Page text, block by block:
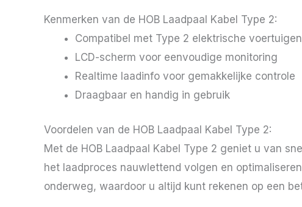
Kenmerken van de HOB Laadpaal Kabel Type 2:
Compatibel met Type 2 elektrische voertuigen
LCD-scherm voor eenvoudige monitoring
Realtime laadinfo voor gemakkelijke controle
Draagbaar en handig in gebruik
Voordelen van de HOB Laadpaal Kabel Type 2:
Met de HOB Laadpaal Kabel Type 2 geniet u van
het laadproces nauwlettend volgen en
onderweg, waardoor u altijd kunt rekenen op een